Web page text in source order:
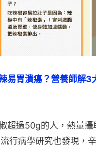
易胃潰瘍？營養師解3
超過50g的人，熱量攝
行病學研究也發現，